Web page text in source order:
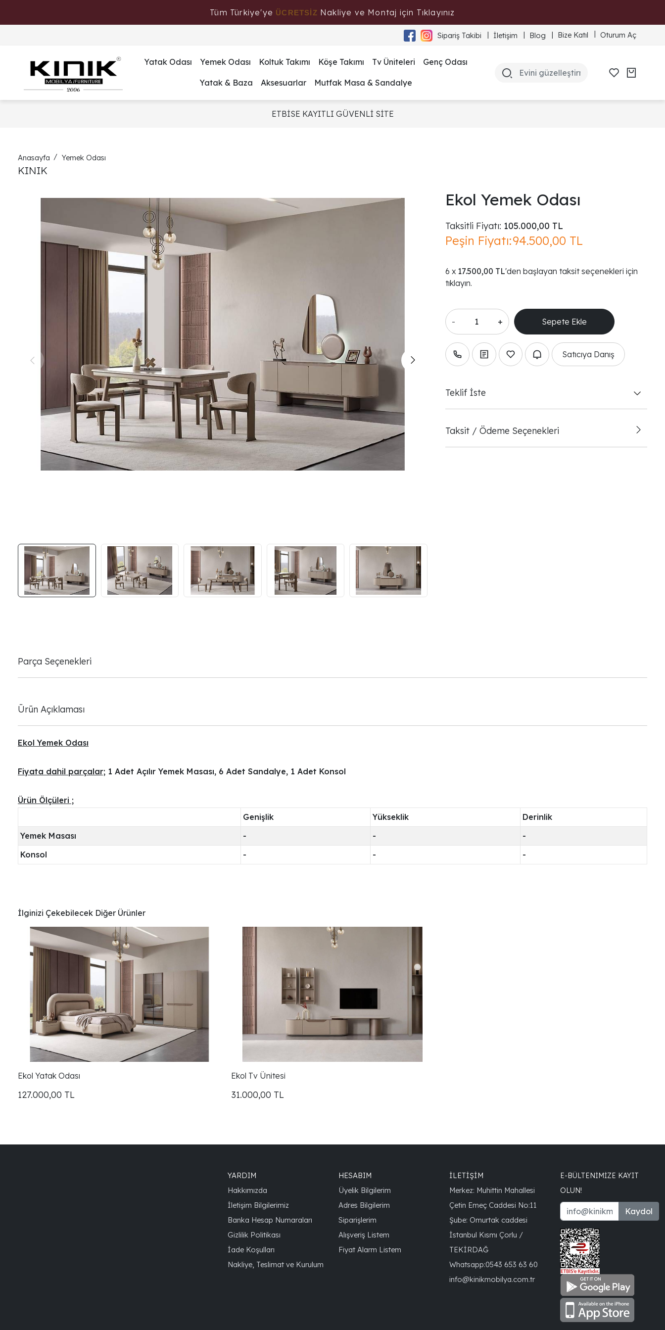
Tüm Türkiye'ye ÜCRETSİZ Nakliye ve Montaj için Tıklayınız
Sipariş Takibi İletişim Blog Bize Katıl Oturum Aç
Yatak Odası Yemek Odası Koltuk Takımı Köşe Takımı Tv Üniteleri Genç Odası
Yatak & Baza Aksesuarlar Mutfak Masa & Sandalye
ETBİSE KAYITLI GÜVENLİ SİTE
Anasayfa Yemek Odası
KINIK
Ekol Yemek Odası
Taksitli Fiyatı: 105.000,00 TL
Peşin Fiyatı:94.500,00 TL
17.500,00 TL'den başlayan taksit seçenekleri için
tıklayın.
- +
Satıcıya Danış
Teklif İste
Taksit / Ödeme Seçenekleri
Parça Seçenekleri
Ürün Açıklaması
Ekol Yemek Odası
Fiyata dahil parçalar; 1 Adet Açılır Yemek Masası, 6 Adet Sandalye, 1 Adet Konsol
Ürün Ölçüleri ;
Genişlik
Yükseklik
Derinlik
Yemek Masası
- -
-
Konsol
- - -
İlginizi Çekebilecek Diğer Ürünler
Ekol Yatak Odası
127.000,00 TL
Ekol Tv Ünitesi
31.000,00 TL
YARDIM
Hakkımızda
İletişim Bilgilerimiz
Banka Hesap Numaraları
Gizlilik Politikası
İade Koşulları
Nakliye, Teslimat ve Kurulum
HESABIM
Üyelik Bilgilerim
Adres Bilgilerim
Siparişlerim
Alışveriş Listem
Fiyat Alarm Listem
İLETİŞİM
Merkez: Muhittin Mahallesi
Çetin Emeç Caddesi No:11
Şube: Omurtak caddesi
İstanbul Kısmı Çorlu /
TEKİRDAĞ
Whatsapp:0543 653 63 60
info@kinikmobilya.com.tr
E-BÜLTENIMIZE KAYIT
OLUN!
Kaydol